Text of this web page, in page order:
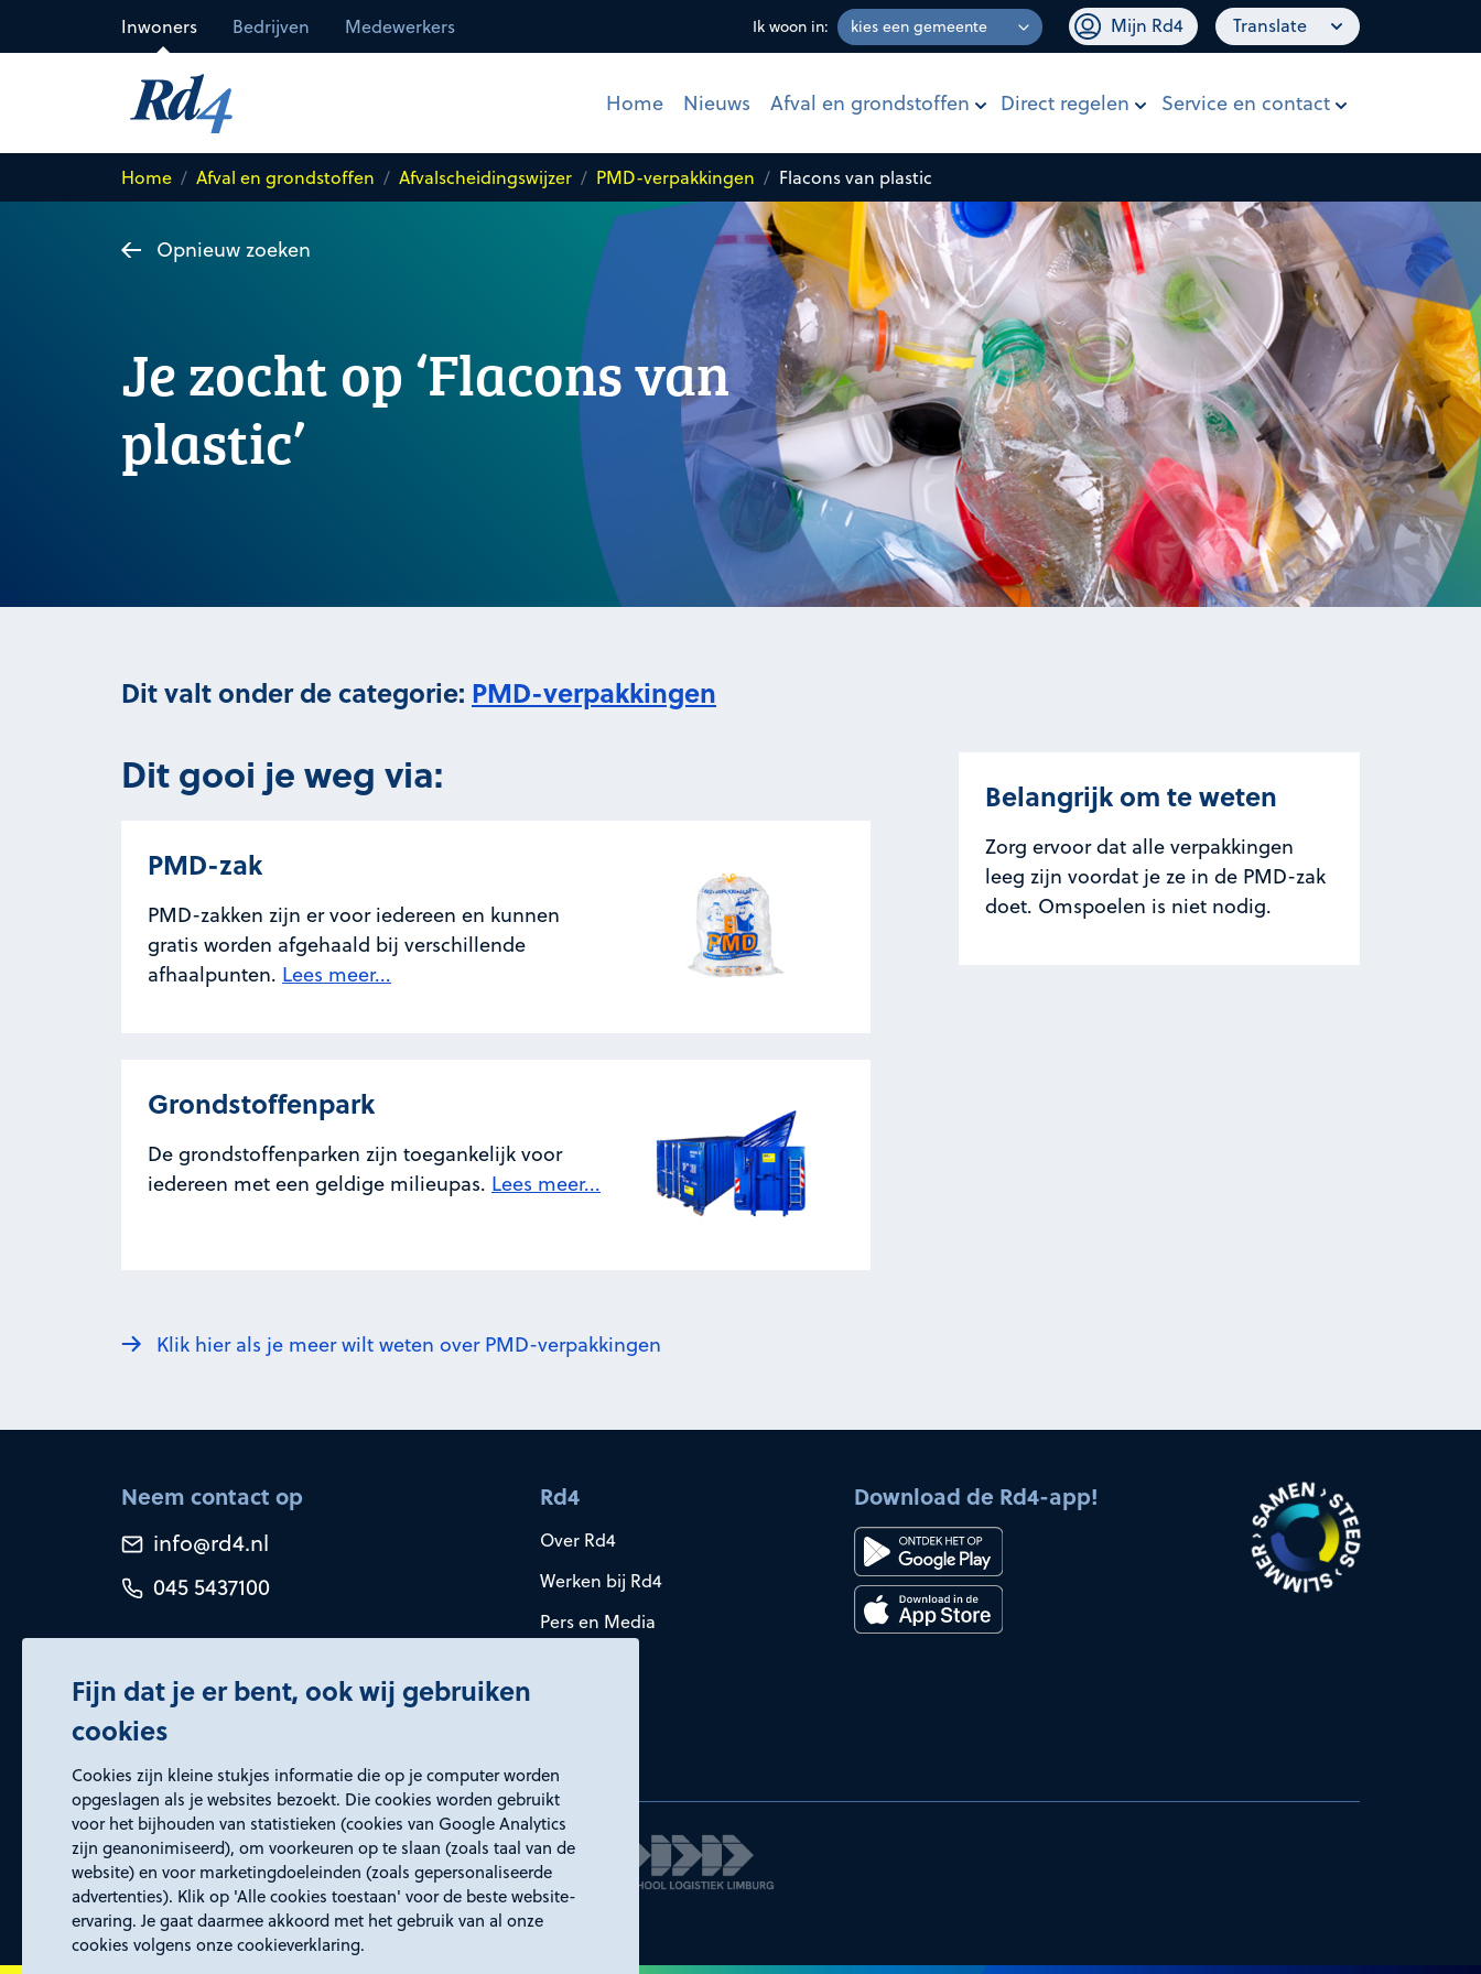
Fijn dat je er bent, ook wij gebruiken
cookies
Cookies zijn kleine stukjes informatie die op je computer worden
opgeslagen als je websites bezoekt. Die cookies worden gebruikt
voor het bijhouden van statistieken (cookies van Google Analytics
zijn geanonimiseerd), om voorkeuren op te slaan (zoals taal van de
website) en voor marketingdoeleinden (zoals gepersonaliseerde
advertenties). Klik op 'Alle cookies toestaan' voor de beste website-
ervaring. Je gaat daarmee akkoord met het gebruik van al onze
cookies volgens onze cookieverklaring.
Inwoners Bedrijven Medewerkers Ik woon in: Mijn Rd4 Translate
Home Nieuws Afval en grondstoffen Direct regelen Service en contact
Home Afval en grondstoffen Afvalscheidingswijzer PMD-verpakkingen Flacons van plastic
Opnieuw zoeken
Je zocht op ‘Flacons van
plastic’
Dit valt onder de categorie: PMD-verpakkingen
Dit gooi je weg via:
PMD-zak
PMD-zakken zijn er voor iedereen en kunnen
gratis worden afgehaald bij verschillende
afhaalpunten. Lees meer...
Grondstoffenpark
De grondstoffenparken zijn toegankelijk voor
iedereen met een geldige milieupas. Lees meer...
Klik hier als je meer wilt weten over PMD-verpakkingen
Belangrijk om te weten
Zorg ervoor dat alle verpakkingen
leeg zijn voordat je ze in de PMD-zak
doet. Omspoelen is niet nodig.
Neem contact op
info@rd4.nl
045 5437100
Rd4
Over Rd4
Werken bij Rd4
Pers en Media
Download de Rd4-app!
Certificeringen